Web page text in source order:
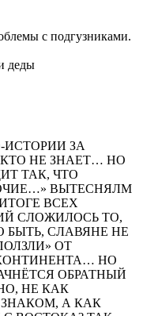
с подгузниками.
деды
ЗА
НЕ ЗНАЕТ… НО
ТАК, ЧТО
ВЫТЕСНЯЛМ
ВСЕХ
СЛОЖИЛОСЬ ТО,
СЛАВЯНЕ НЕ
ОТ
НО
ОБРАТНЫЙ
НЕ КАК
А КАК